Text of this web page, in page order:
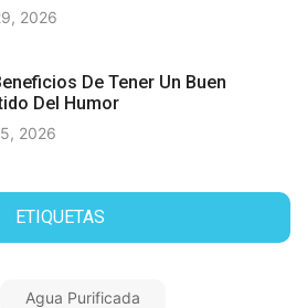
2026
De Tener Un Buen
Del Humor
2026
ETIQUETAS
Agua Purificada